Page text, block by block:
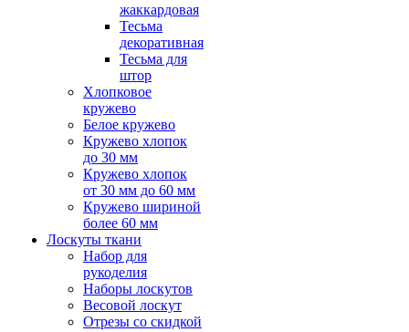
жаккардовая
Тесьма
декоративная
Тесьма для
штор
Хлопковое
кружево
Белое кружево
Кружево хлопок
до 30 мм
Кружево хлопок
от 30 мм до 60 мм
Кружево шириной
более 60 мм
Лоскуты ткани
Набор для
рукоделия
Наборы лоскутов
Весовой лоскут
Отрезы со скидкой